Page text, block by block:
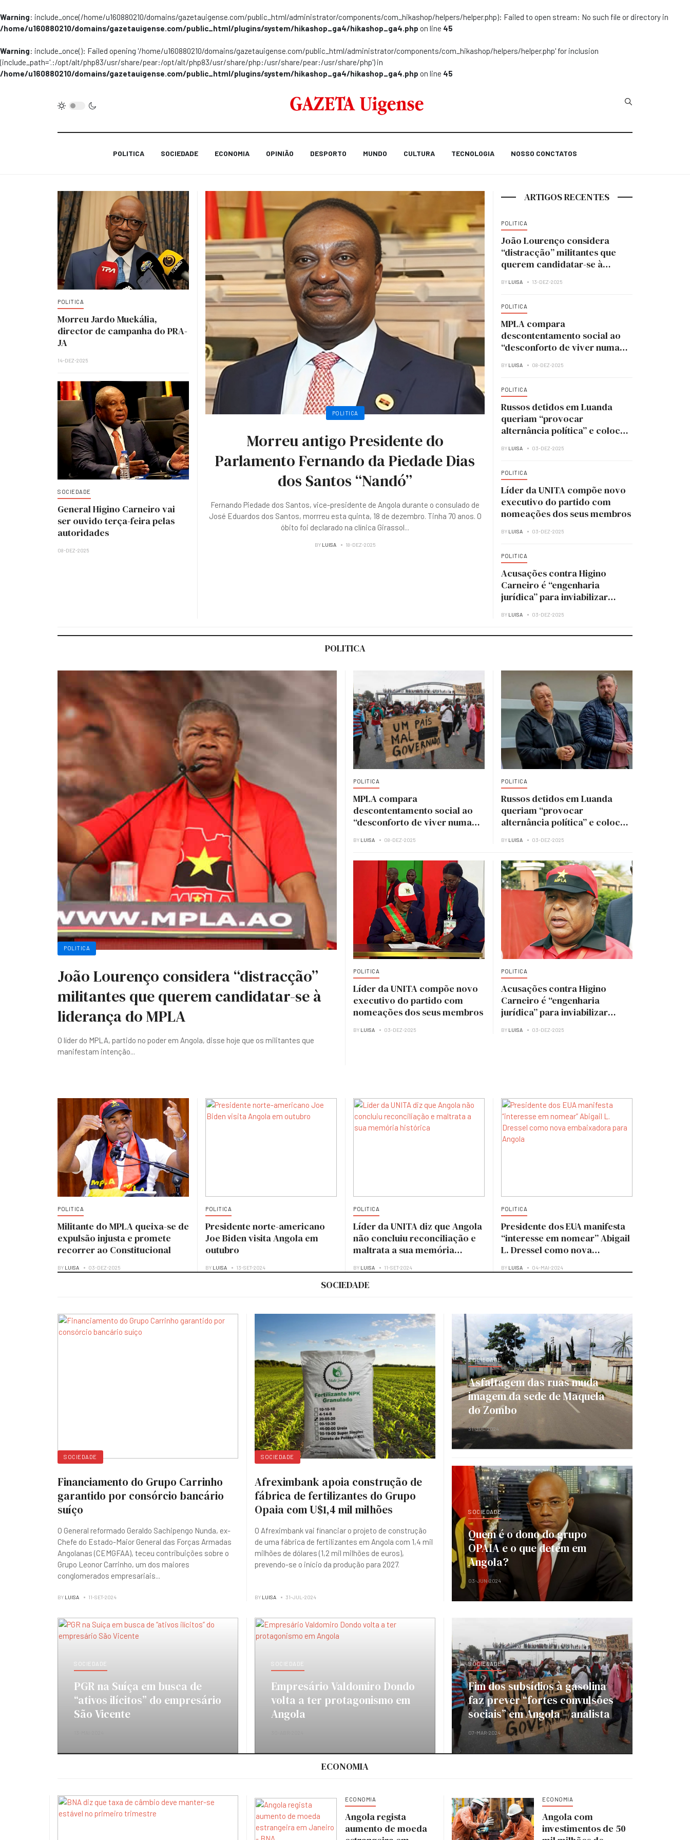
Warning: include_once(/home/u160880210/domains/gazetauigense.com/public_html/administrator/components/com_hikashop/helpers/helper.php): Failed to open stream: No such file or directory in
/home/u160880210/domains/gazetauigense.com/public_html/plugins/system/hikashop_ga4/hikashop_ga4.php on line 45
Warning: include_once(): Failed opening '/home/u160880210/domains/gazetauigense.com/public_html/administrator/components/com_hikashop/helpers/helper.php' for inclusion
(include_path='.:/opt/alt/php83/usr/share/pear:/opt/alt/php83/usr/share/php:/usr/share/pear:/usr/share/php') in
/home/u160880210/domains/gazetauigense.com/public_html/plugins/system/hikashop_ga4/hikashop_ga4.php on line 45
Type 2 or more
POLITICA SOCIEDADE ECONOMIA OPINIÃO DESPORTO MUNDO CULTURA TECNOLOGIA NOSSO CONCTATOS
POLITICA
Morreu Jardo Muekália,
director de campanha do PRA-
JA
14-DEZ-2025
SOCIEDADE
General Higino Carneiro vai
ser ouvido terça-feira pelas
autoridades
08-DEZ-2025
POLITICA
Morreu antigo Presidente do
Parlamento Fernando da Piedade Dias
dos Santos “Nandó”
Fernando Piedade dos Santos, vice-presidente de Angola durante o consulado de
José Eduardos dos Santos, morrreu esta quinta, 18 de dezembro. Tinha 70 anos. O
óbito foi declarado na clínica Girassol...
BY LUISA 18-DEZ-2025
ARTIGOS RECENTES
POLITICA
João Lourenço considera
“distracção” militantes que
querem candidatar-se à
BY LUISA 13-DEZ-2025
POLITICA
MPLA compara
descontentamento social ao
“desconforto de viver numa
BY LUISA 08-DEZ-2025
POLITICA
Russos detidos em Luanda
queriam “provocar
alternância política” e colocar
BY LUISA 03-DEZ-2025
POLITICA
Líder da UNITA compõe novo
executivo do partido com
nomeações dos seus membros
BY LUISA 03-DEZ-2025
POLITICA
Acusações contra Higino
Carneiro é “engenharia
jurídica” para inviabilizar
MPLA — analista
BY LUISA 03-DEZ-2025
POLITICA
POLITICA
João Lourenço considera “distracção”
militantes que querem candidatar-se à
liderança do MPLA
O líder do MPLA, partido no poder em Angola, disse hoje que os militantes que
manifestam intenção...
POLITICA
MPLA compara
descontentamento social ao
“desconforto de viver numa
BY LUISA 08-DEZ-2025
POLITICA
Russos detidos em Luanda
queriam “provocar
alternância política” e colocar
BY LUISA 03-DEZ-2025
POLITICA
Líder da UNITA compõe novo
executivo do partido com
nomeações dos seus membros
BY LUISA 03-DEZ-2025
POLITICA
Acusações contra Higino
Carneiro é “engenharia
jurídica” para inviabilizar
MPLA — analista
BY LUISA 03-DEZ-2025
POLITICA
Militante do MPLA queixa-se de
expulsão injusta e promete
recorrer ao Constitucional
BY LUISA 03-DEZ-2025
POLITICA
Presidente norte-americano
Joe Biden visita Angola em
outubro
BY LUISA 13-SET-2024
POLITICA
Líder da UNITA diz que Angola
não concluiu reconciliação e
maltrata a sua memória
BY LUISA 11-SET-2024
POLITICA
Presidente dos EUA manifesta
“interesse em nomear” Abigail
L. Dressel como nova
BY LUISA 04-MAI-2024
SOCIEDADE
SOCIEDADE
Financiamento do Grupo Carrinho
garantido por consórcio bancário
suíço
O General reformado Geraldo Sachipengo Nunda, ex-
Chefe do Estado-Maior General das Forças Armadas
Angolanas (CEMGFAA), teceu contribuições sobre o
Grupo Leonor Carrinho, um dos maiores
conglomerados empresariais
BY LUISA 11-SET-2024
SOCIEDADE
Afreximbank apoia construção de
fábrica de fertilizantes do Grupo
Opaia com U$1,4 mil milhões
O Afreximbank vai financiar o projeto de construção
de uma fábrica de fertilizantes em Angola com 1,4 mil
milhões de dólares (1,2 mil milhões de euros),
prevendo-se o início da produção para 2027.
BY LUISA 31-JUL-2024
SOCIEDADE
Asfaltagem das ruas muda
imagem da sede de Maquela
do Zombo
31-JUL-2024
SOCIEDADE
Quem é o dono do grupo
OPAIA e o que detém em
Angola?
03-JUN-2024
SOCIEDADE
PGR na Suíça em busca de
“ativos ilícitos” do empresário
São Vicente
SOCIEDADE
Empresário Valdomiro Dondo
volta a ter protagonismo em
Angola
SOCIEDADE
Fim dos subsídios à gasolina
faz prever “fortes convulsões
sociais” em Angola – analista
07-MAR-2024
ECONOMIA
ECONOMIA
Angola regista
aumento de moeda
ECONOMIA
Angola com
investimentos de 50